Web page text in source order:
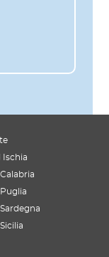
Ischia